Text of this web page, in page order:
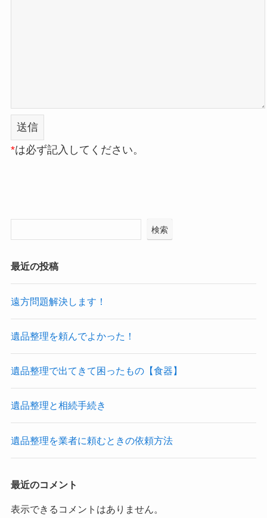
*は必ず記入してください。
検索
最近の投稿
遠方問題解決します！
遺品整理を頼んでよかった！
遺品整理で出てきて困ったもの【食器】
遺品整理と相続手続き
遺品整理を業者に頼むときの依頼方法
最近のコメント
表示できるコメントはありません。